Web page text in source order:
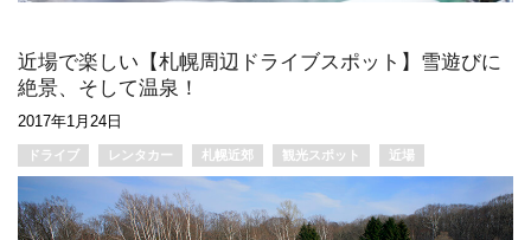
近場で楽しい【札幌周辺ドライブスポット】雪遊びに
絶景、そして温泉！
2017年1月24日
ドライブ レンタカー 札幌近郊 観光スポット 近場